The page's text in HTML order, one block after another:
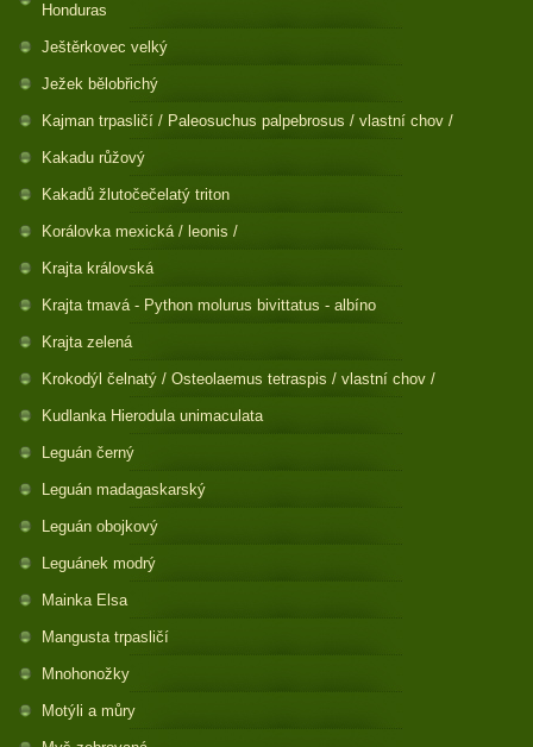
Honduras
Ještěrkovec velký
Ježek bělobřichý
Kajman trpasličí / Paleosuchus palpebrosus / vlastní chov /
Kakadu růžový
Kakadů žlutočečelatý triton
Korálovka mexická / leonis /
Krajta královská
Krajta tmavá - Python molurus bivittatus - albíno
Krajta zelená
Krokodýl čelnatý / Osteolaemus tetraspis / vlastní chov /
Kudlanka Hierodula unimaculata
Leguán černý
Leguán madagaskarský
Leguán obojkový
Leguánek modrý
Mainka Elsa
Mangusta trpasličí
Mnohonožky
Motýli a můry